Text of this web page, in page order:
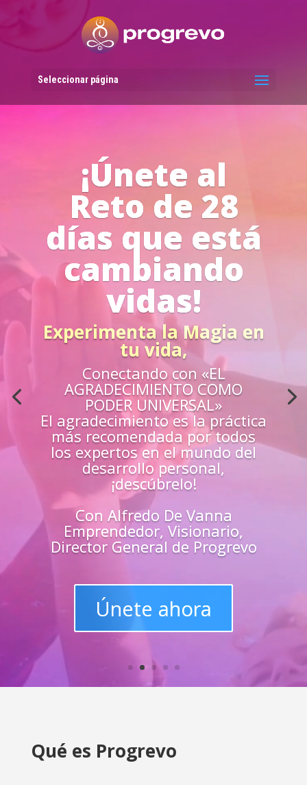
Seleccionar página
Líderes del
Progreso en
Acción
¿Sientes que no estás
preparado para los retos de la
vida?
Aprende«EN VIVO» de los mejores
guías y
maestros y superarte en todas las
áreas de tu vida
Únete y triunfa como un
líder del progreso
Qué es Progrevo